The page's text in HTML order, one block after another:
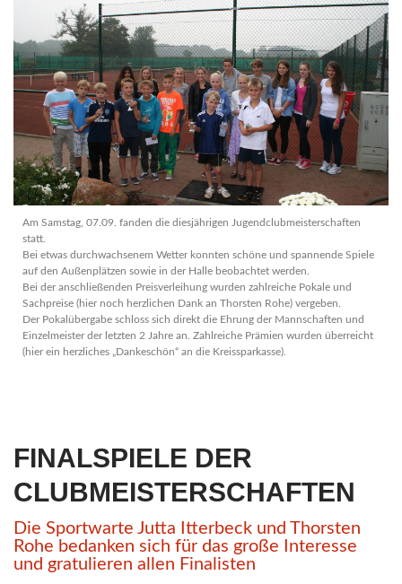
Am Samstag, 07.09. fanden die diesjährigen Jugendclubmeisterschaften
statt.
Bei etwas durchwachsenem Wetter konnten schöne und spannende Spiele
auf den Außenplätzen sowie in der Halle beobachtet werden.
Bei der anschließenden Preisverleihung wurden zahlreiche Pokale und
Sachpreise (hier noch herzlichen Dank an Thorsten Rohe) vergeben.
Der Pokalübergabe schloss sich direkt die Ehrung der Mannschaften und
Einzelmeister der letzten 2 Jahre an. Zahlreiche Prämien wurden überreicht
(hier ein herzliches „Dankeschön“ an die Kreissparkasse).
FINALSPIELE DER
CLUBMEISTERSCHAFTEN
Die Sportwarte Jutta Itterbeck und Thorsten
Rohe bedanken sich für das große Interesse
und gratulieren allen Finalisten